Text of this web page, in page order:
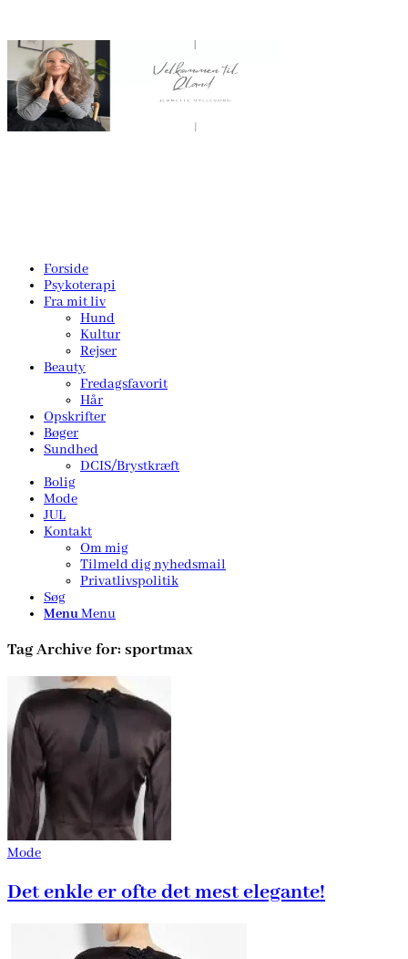
Forside
Psykoterapi
Fra mit liv
Hund
Kultur
Rejser
Beauty
Fredagsfavorit
Hår
Opskrifter
Bøger
Sundhed
DCIS/Brystkræft
Bolig
Mode
JUL
Kontakt
Om mig
Tilmeld dig nyhedsmail
Privatlivspolitik
Søg
MenuMenu
Tag Archive for: sportmax
Mode
Det enkle er ofte det mest elegante!